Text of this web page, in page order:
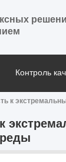
Контроль
к